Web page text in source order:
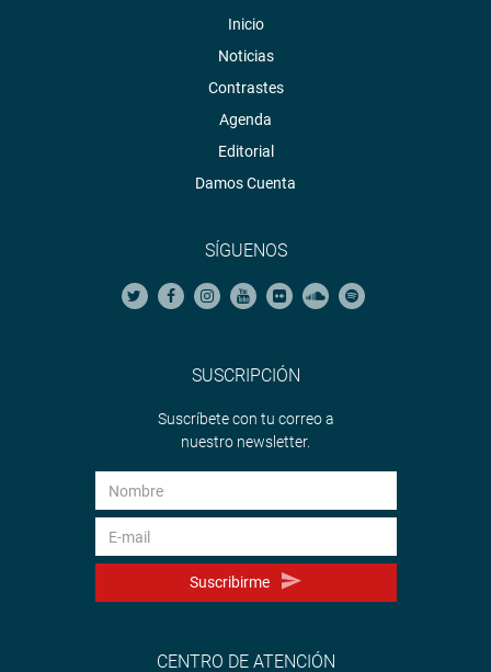
Inicio
Noticias
Contrastes
Agenda
Editorial
Damos Cuenta
SÍGUENOS
SUSCRIPCIÓN
Suscríbete con tu correo a
nuestro newsletter.
Suscribirme
CENTRO DE ATENCIÓN